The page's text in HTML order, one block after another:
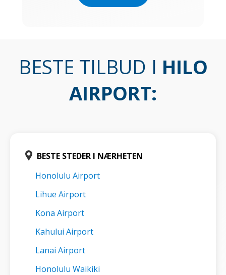
BESTE TILBUD I HILO
AIRPORT:
BESTE STEDER I NÆRHETEN
Honolulu Airport
Lihue Airport
Kona Airport
Kahului Airport
Lanai Airport
Honolulu Waikiki